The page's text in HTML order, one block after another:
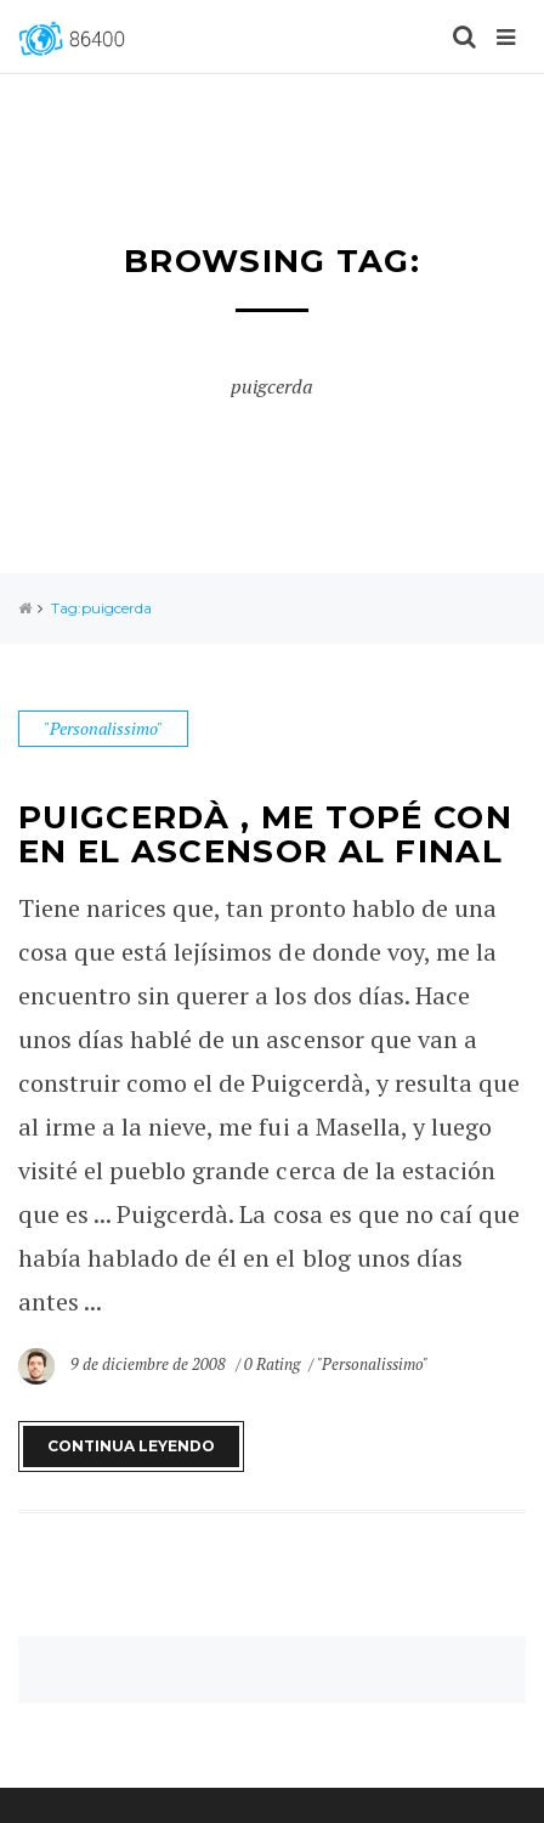
BROWSING TAG:
puigcerda
Tag:puigcerda
"Personalissimo"
PUIGCERDÀ , ME TOPÉ CON
EN EL ASCENSOR AL FINAL
Tiene narices que, tan pronto hablo de una
cosa que está lejísimos de donde voy, me la
encuentro sin querer a los dos días. Hace
unos días hablé de un ascensor que van a
construir como el de Puigcerdà, y resulta que
al irme a la nieve, me fui a Masella, y luego
visité el pueblo grande cerca de la estación
que es ... Puigcerdà. La cosa es que no caí que
había hablado de él en el blog unos días
antes ...
9 de diciembre de 2008 0 Rating "Personalissimo"
CONTINUA LEYENDO